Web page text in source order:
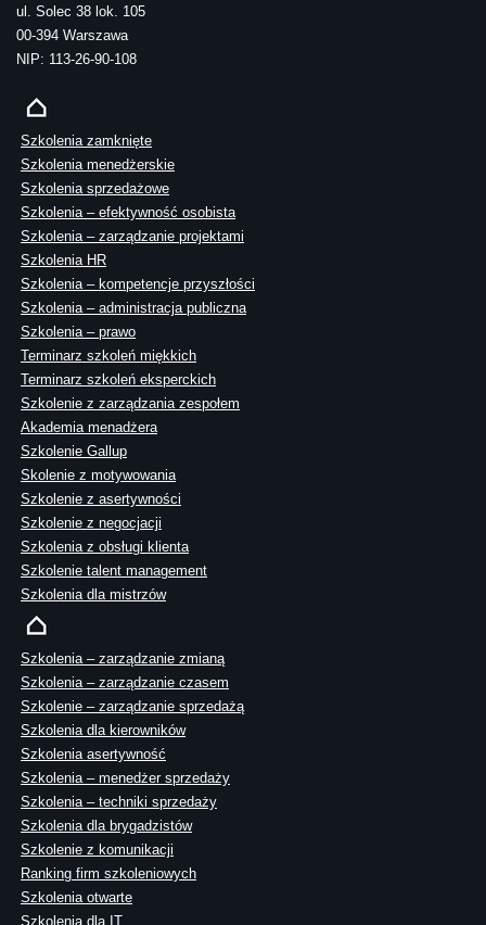
ul. Solec 38 lok. 105
00-394 Warszawa
NIP: 113-26-90-108
Szkolenia zamknięte
Szkolenia menedżerskie
Szkolenia sprzedażowe
Szkolenia – efektywność osobista
Szkolenia – zarządzanie projektami
Szkolenia HR
Szkolenia – kompetencje przyszłości
Szkolenia – administracja publiczna
Szkolenia – prawo
Terminarz szkoleń miękkich
Terminarz szkoleń eksperckich
Szkolenie z zarządzania zespołem
Akademia menadżera
Szkolenie Gallup
Skolenie z motywowania
Szkolenie z asertywności
Szkolenie z negocjacji
Szkolenia z obsługi klienta
Szkolenie talent management
Szkolenia dla mistrzów
Szkolenia – zarządzanie zmianą
Szkolenia – zarządzanie czasem
Szkolenie – zarządzanie sprzedażą
Szkolenia dla kierowników
Szkolenia asertywność
Szkolenia – menedżer sprzedaży
Szkolenia – techniki sprzedaży
Szkolenia dla brygadzistów
Szkolenie z komunikacji
Ranking firm szkoleniowych
Szkolenia otwarte
Szkolenia dla IT